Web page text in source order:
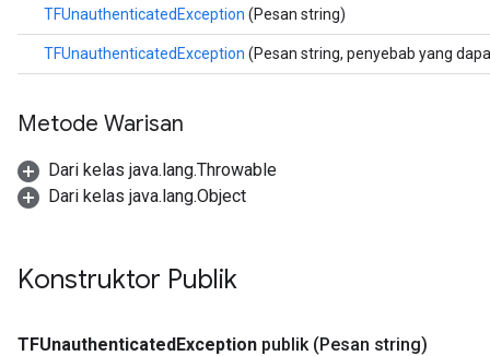
TFUnauthenticatedException (Pesan string)
TFUnauthenticatedException (Pesan string, penyebab yang
Metode Warisan
Dari kelas java.lang.Throwable
Dari kelas java.lang.Object
Konstruktor Publik
TFUnauthenticatedException publik (Pesan string)